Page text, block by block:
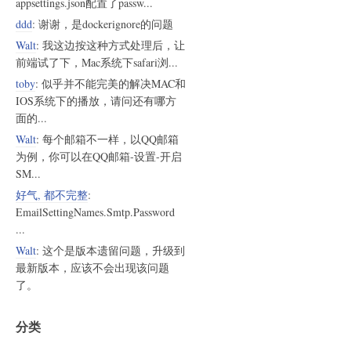
ddd: 谢谢，是dockerignore的问题
Walt: 我这边按这种方式处理后，让
前端试了下，Mac系统下safari浏...
toby: 似乎并不能完美的解决MAC和
IOS系统下的播放，请问还有哪方
面的...
Walt: 每个邮箱不一样，以QQ邮箱
为例，你可以在QQ邮箱-设置-开启
SM...
好气, 都不完整:
EmailSettingNames.Smtp.Password
...
Walt: 这个是版本遗留问题，升级到
最新版本，应该不会出现该问题
了。
分类